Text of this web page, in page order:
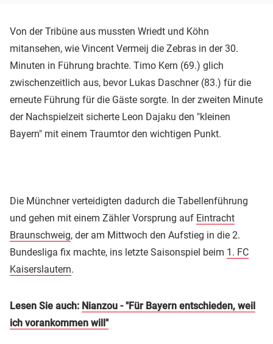
Von der Tribüne aus mussten Wriedt und Köhn
mitansehen, wie Vincent Vermeij die Zebras in der 30.
Minuten in Führung brachte. Timo Kern (69.) glich
zwischenzeitlich aus, bevor Lukas Daschner (83.) für die
erneute Führung für die Gäste sorgte. In der zweiten Minute
der Nachspielzeit sicherte Leon Dajaku den "kleinen
Bayern" mit einem Traumtor den wichtigen Punkt.
Die Münchner verteidigten dadurch die Tabellenführung
und gehen mit einem Zähler Vorsprung auf Eintracht
Braunschweig, der am Mittwoch den Aufstieg in die 2.
Bundesliga fix machte, ins letzte Saisonspiel beim 1. FC
Kaiserslautern.
Lesen Sie auch: Nianzou - "Für Bayern entschieden, weil
ich vorankommen will"